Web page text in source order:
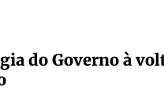
do Governo à